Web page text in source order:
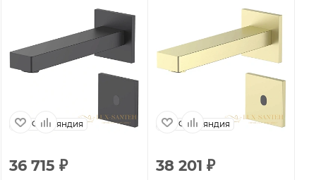
Финляндия
36 715 ₽
Финляндия
38 201 ₽